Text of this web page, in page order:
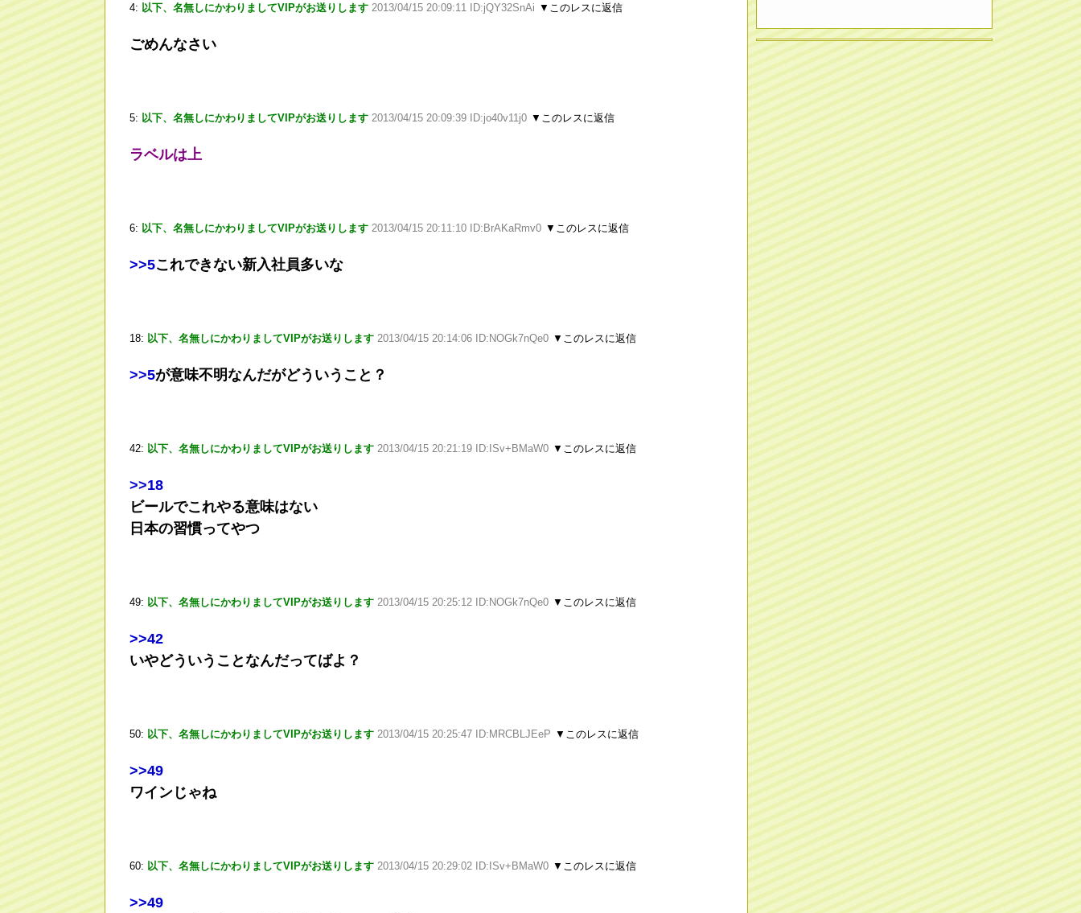
4: 以下、名無しにかわりましてVIPがお送りします 2013/04/15 20:09:11 ID:jQY32SnAi ▼このレスに返信
ごめんなさい
5: 以下、名無しにかわりましてVIPがお送りします 2013/04/15 20:09:39 ID:jo40v11j0 ▼このレスに返信
ラベルは上
6: 以下、名無しにかわりましてVIPがお送りします 2013/04/15 20:11:10 ID:BrAKaRmv0 ▼このレスに返信
>>5これできない新入社員多いな
18: 以下、名無しにかわりましてVIPがお送りします 2013/04/15 20:14:06 ID:NOGk7nQe0 ▼このレスに返信
>>5が意味不明なんだがどういうこと？
42: 以下、名無しにかわりましてVIPがお送りします 2013/04/15 20:21:19 ID:ISv+BMaW0 ▼このレスに返信
>>18
ビールでこれやる意味はない
日本の習慣ってやつ
49: 以下、名無しにかわりましてVIPがお送りします 2013/04/15 20:25:12 ID:NOGk7nQe0 ▼このレスに返信
>>42
いやどういうことなんだってばよ？
50: 以下、名無しにかわりましてVIPがお送りします 2013/04/15 20:25:47 ID:MRCBLJEeP ▼このレスに返信
>>49
ワインじゃね
60: 以下、名無しにかわりましてVIPがお送りします 2013/04/15 20:29:02 ID:ISv+BMaW0 ▼このレスに返信
>>49